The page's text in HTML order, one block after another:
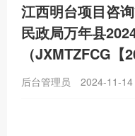
江西明台项目咨
民政局万年县
（JXMTZFCG
后台管理员 2024-11-14